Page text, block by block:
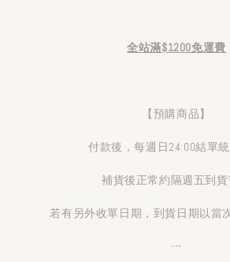
全站滿$1200免運費
【預購商品】
付款後，每週日24:00結單
補貨後正常約隔週五到貨
若有另外收單日期，到貨日期以當
---